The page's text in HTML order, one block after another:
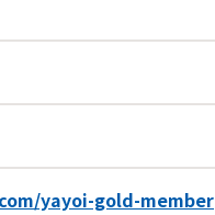
yayoi-gold-member